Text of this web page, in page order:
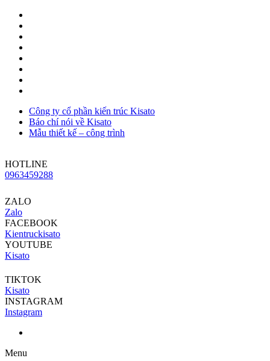
Công ty cổ phần kiến trúc Kisato
Báo chí nói về Kisato
Mẫu thiết kế – công trình
HOTLINE
0963459288
ZALO
Zalo
FACEBOOK
Kientruckisato
YOUTUBE
Kisato
TIKTOK
Kisato
INSTAGRAM
Instagram
Menu